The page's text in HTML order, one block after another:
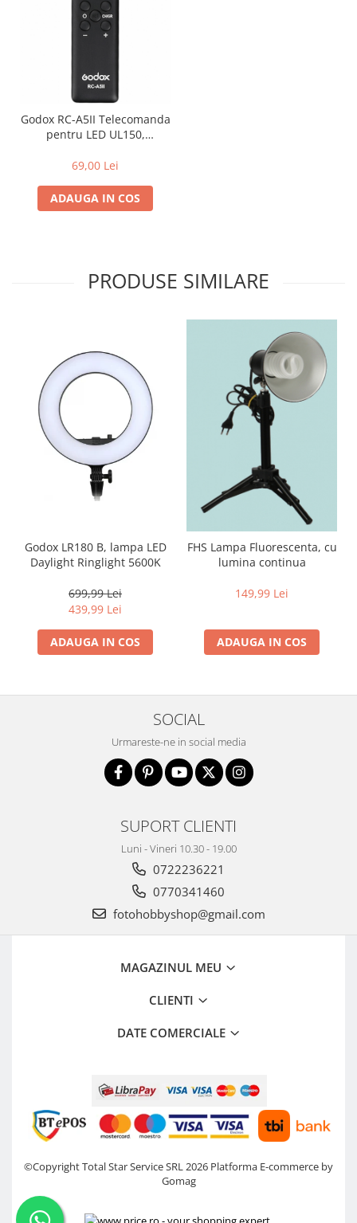
Godox RC-A5II Telecomanda
pentru LED UL150,
LED1000Bi II
69,00 Lei
ADAUGA IN COS
PRODUSE SIMILARE
Godox LR180 B, lampa LED
Daylight Ringlight 5600K
699,99 Lei
439,99 Lei
ADAUGA IN COS
FHS Lampa Fluorescenta, cu
lumina continua
149,99 Lei
ADAUGA IN COS
SOCIAL
Urmareste-ne in social media
SUPORT CLIENTI
Luni - Vineri 10.30 - 19.00
0722236221
0770341460
fotohobbyshop@gmail.com
MAGAZINUL MEU
CLIENTI
DATE COMERCIALE
©Copyright Total Star Service SRL 2026 Platforma E-commerce by
Gomag